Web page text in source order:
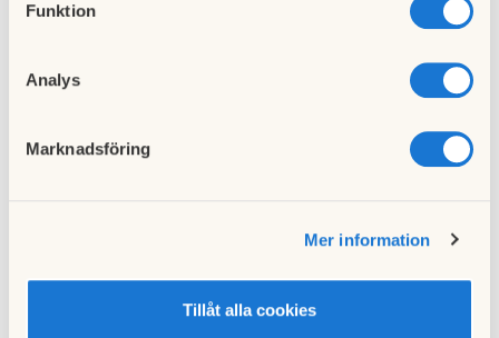
Funktion
Analys
Marknadsföring
Mer information
Tillåt alla cookies
cykelförvaring, gemensamhetslokal, tvättstugor